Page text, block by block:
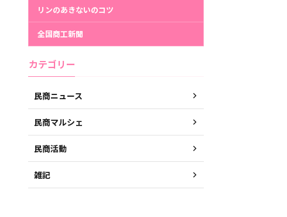
リンのあきないのコツ
全国商工新聞
カテゴリー
民商ニュース
民商マルシェ
民商活動
雑記